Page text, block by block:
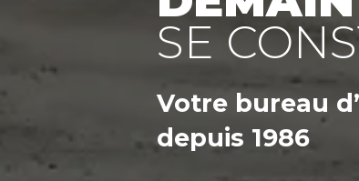
SE
Votre bureau
depuis 1986